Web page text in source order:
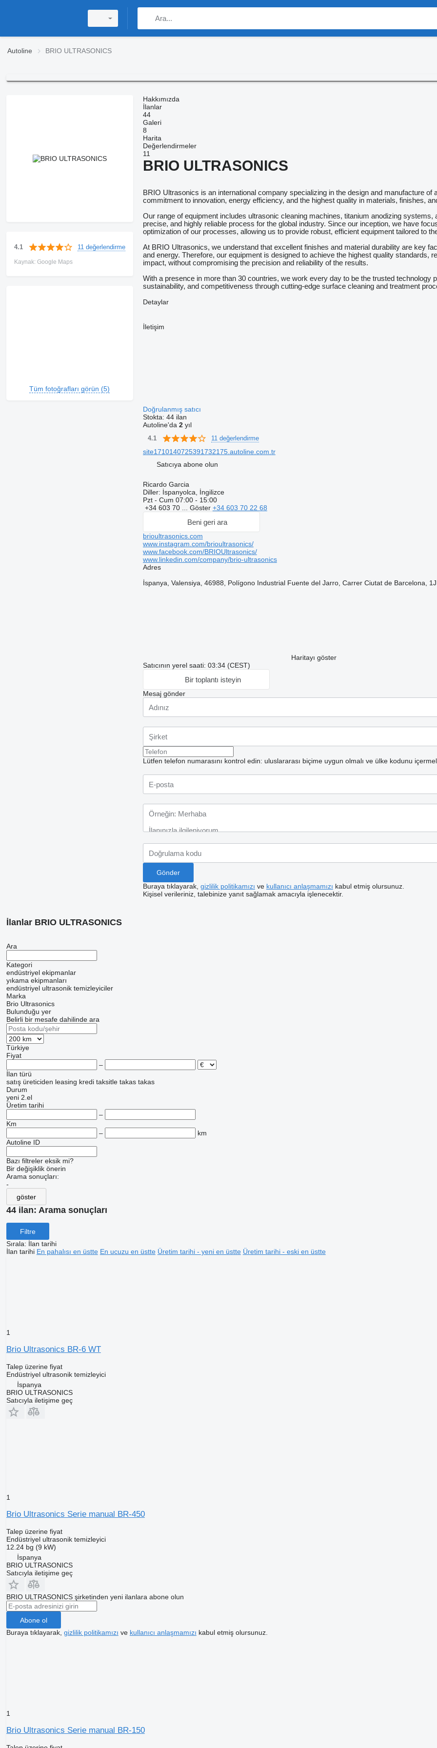
Autoline BRIO ULTRASONICS
4.1 11 değerlendirme
Kaynak: Google Maps
Tüm fotoğrafları görün (5)
Hakkımızda
İlanlar
44
Galeri
8
Harita
Değerlendirmeler
11
BRIO ULTRASONICS
BRIO Ultrasonics is an international company specializing in the design and manufacture
commitment to innovation, energy efficiency, and the highest quality in materials, finishes,
Our range of equipment includes ultrasonic cleaning machines, titanium anodizing
precise, and highly reliable process for the global industry. Since our inception, we have
optimization of our processes, allowing us to provide robust, efficient equipment tailored to
At BRIO Ultrasonics, we understand that excellent finishes and material durability are key
and energy. Therefore, our equipment is designed to achieve the highest quality standards,
impact, without compromising the precision and reliability of the results.
With a presence in more than 30 countries, we work every day to be the trusted
sustainability, and competitiveness through cutting-edge surface cleaning and treatment
Detaylar
İletişim
Doğrulanmış satıcı
Stokta: 44 ilan
Autoline'da 2yıl
4.1 11 değerlendirme
site1710140725391732175.autoline.com.tr
Satıcıya abone olun
Ricardo Garcia
Diller: İspanyolca, İngilizce
Pzt - Cum 07:00 - 15:00
+34 603 70 ... Göster +34 603 70 22 68
Beni geri ara
brioultrasonics.com
www.instagram.com/brioultrasonics/
www.facebook.com/BRIOUltrasonics/
www.linkedin.com/company/brio-ultrasonics
Adres
İspanya, Valensiya, 46988, Polígono Industrial Fuente del Jarro, Carrer Ciutat de Barcelona, 1J
Haritayı göster
Satıcının yerel saati: 03:34 (CEST)
Bir toplantı isteyin
Mesaj gönder
Lütfen telefon numarasını kontrol edin: uluslararası biçime uygun olmalı ve ülke kodunu
Buraya tıklayarak, gizlilik politikamızı ve kullanıcı anlaşmamızı kabul etmiş olursunuz.
Kişisel verileriniz, talebinize yanıt sağlamak amacıyla işlenecektir.
İlanlar BRIO ULTRASONICS
Ara
Kategori
endüstriyel ekipmanlar
yıkama ekipmanları
endüstriyel ultrasonik temizleyiciler
Marka
Brio Ultrasonics
Bulunduğu yer
Belirli bir mesafe dahilinde ara
Türkiye
Fiyat
–
İlan türü
satış üreticiden leasing kredi taksitle takas takas
Durum
yeni 2.el
Üretim tarihi
–
Km
–
km
Autoline ID
Bazı filtreler eksik mi?
Bir değişiklik önerin
Arama sonuçları:
-
göster
44 ilan: Arama sonuçları
Filtre
Sırala: İlan tarihi
İlan tarihi En pahalısı en üstte En ucuzu en üstte Üretim tarihi - yeni en üstte Üretim tarihi - eski en üstte
1
Brio Ultrasonics BR-6 WT
Talep üzerine fiyat
Endüstriyel ultrasonik temizleyici
İspanya
BRIO ULTRASONICS
Satıcıyla iletişime geç
1
Brio Ultrasonics Serie manual BR-450
Talep üzerine fiyat
Endüstriyel ultrasonik temizleyici
12.24 bg (9 kW)
İspanya
BRIO ULTRASONICS
Satıcıyla iletişime geç
BRIO ULTRASONICS şirketinden yeni ilanlara abone olun
Abone ol
Buraya tıklayarak, gizlilik politikamızı ve kullanıcı anlaşmamızı kabul etmiş olursunuz.
1
Brio Ultrasonics Serie manual BR-150